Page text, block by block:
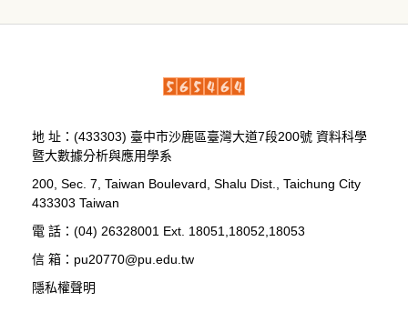
地 址：(433303) 臺中市沙鹿區臺灣大道7段200號 資料科學
暨大數據分析與應用學系
200, Sec. 7, Taiwan Boulevard, Shalu Dist., Taichung City
433303 Taiwan
電 話：(04) 26328001 Ext. 18051,18052,18053
信 箱：pu20770@pu.edu.tw
隱私權聲明